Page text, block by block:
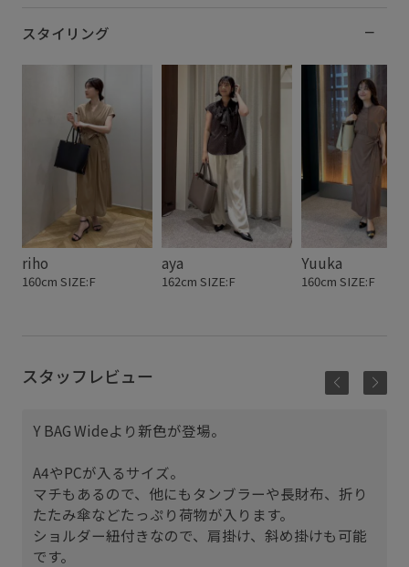
スタイリング
riho
160cm SIZE:F
aya
162cm SIZE:F
Yuuka
160cm SIZE:F
スタッフレビュー
Y BAG Wideより新色が登場。
A4やPCが入るサイズ。
マチもあるので、他にもタンブラーや長財布、折り
たたみ傘などたっぷり荷物が入ります。
ショルダー紐付きなので、肩掛け、斜め掛けも可能
です。